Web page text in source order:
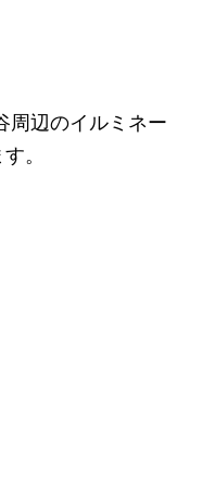
周辺のイルミネー
。